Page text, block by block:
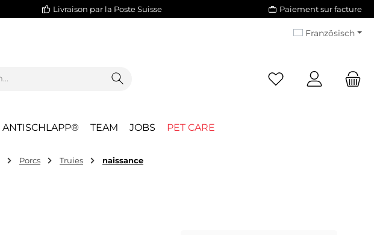
Livraison par la Poste Suisse Paiement sur facture
Französisch
You have 0 wishlist
ANTISCHLAPP® TEAM JOBS PET CARE
Porcs Truies naissance